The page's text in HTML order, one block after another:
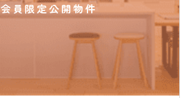
会員限定公開物件